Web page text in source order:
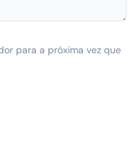
para a próxima vez que